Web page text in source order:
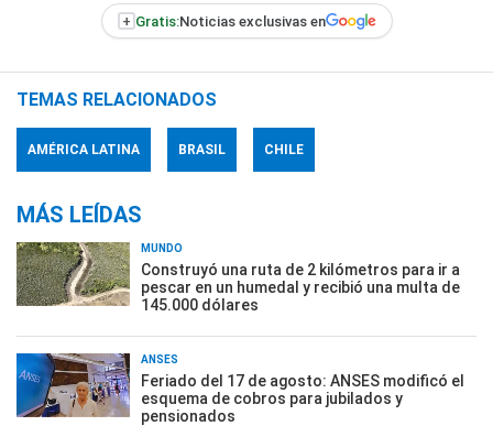
+ Gratis:Noticias exclusivas en
TEMAS RELACIONADOS
AMÉRICA LATINA BRASIL CHILE
MÁS LEÍDAS
MUNDO
Construyó una ruta de 2 kilómetros para ir a
pescar en un humedal y recibió una multa de
145.000 dólares
ANSES
Feriado del 17 de agosto: ANSES modificó el
esquema de cobros para jubilados y
pensionados